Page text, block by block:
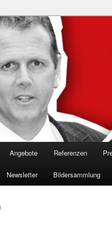
für
in die Welt der Cybersicherheit
& schützen Sie sich
Angebote Referenzen
Newsletter Bildersammlung